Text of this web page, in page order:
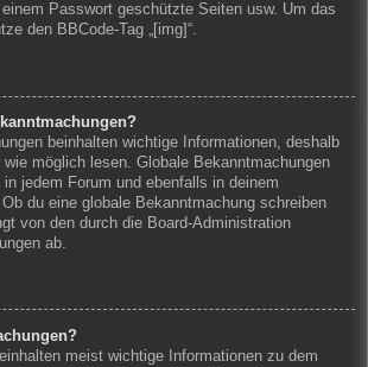
Passwort geschützte Seiten usw. Um das
den BBCode-Tag „[img]“.
beinhalten wichtige Informationen, deshalb
möglich lesen. Globale Bekanntmachungen
jedem Forum und ebenfalls in deinem
du eine globale Bekanntmachung schreiben
von den durch die Board-Administration
ab.
meist wichtige Informationen zu dem